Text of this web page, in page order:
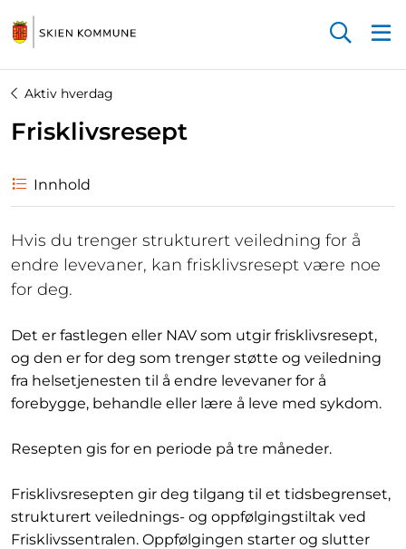
Aktiv hverdag
Frisklivsresept
Innhold
Hvis du trenger strukturert veiledning for å
endre levevaner, kan frisklivsresept være noe
for deg.
Det er fastlegen eller NAV som utgir frisklivsresept,
og den er for deg som trenger støtte og veiledning
fra helsetjenesten til å endre levevaner for å
forebygge, behandle eller lære å leve med sykdom.
Resepten gis for en periode på tre måneder.
Frisklivsresepten gir deg tilgang til et tidsbegrenset,
strukturert veilednings- og oppfølgingstiltak ved
Frisklivssentralen. Oppfølgingen starter og slutter